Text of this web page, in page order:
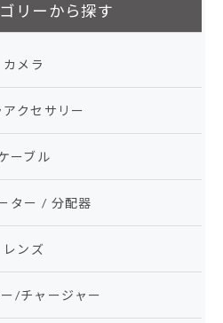
リーから探す
カメラ
アクセサリー
ーブル
ター / 分配器
レンズ
/チャージャー